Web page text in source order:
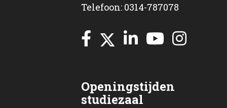
Telefoon: 0314-787078
Openingstijden
studiezaal